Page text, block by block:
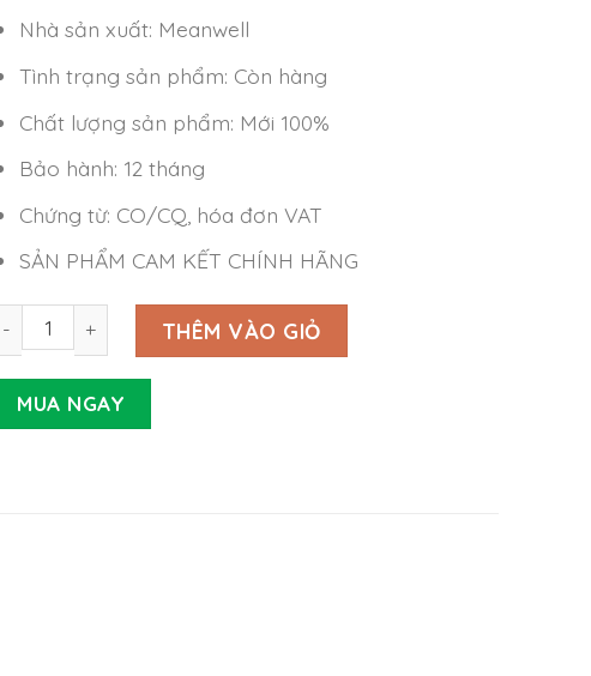
Nhà sản xuất: Meanwell
Tình trạng sản phẩm: Còn hàng
Chất lượng sản phẩm: Mới 100%
Bảo hành: 12 tháng
Chứng từ: CO/CQ, hóa đơn VAT
SẢN PHẨM CAM KẾT CHÍNH HÃNG
Nguồn Meanwell LOP-500-12 (499.2W 12V 41.6A) số lượng
THÊM VÀO GIỎ
MUA NGAY